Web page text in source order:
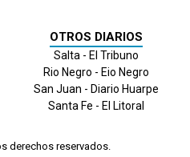
OTROS DIARIOS
Salta - El Tribuno
Rio Negro - Eio Negro
San Juan - Diario Huarpe
Santa Fe - El Litoral
derechos reservados.